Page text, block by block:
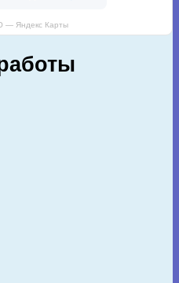
Яндекс Карты